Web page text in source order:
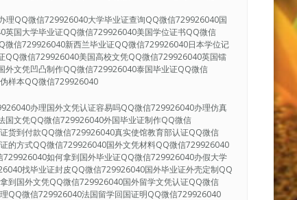
理QQ微信729926040大学毕业证查询QQ微信729926040国
国大学毕业证QQ微信729926040美国学位证书QQ微信
信729926040新西兰毕业证QQ微信729926040日本学位记
微信729926040美国高校文凭QQ微信729926040英国镭
文凭凹凸制作QQ微信729926040泰国毕业证QQ微信
样本QQ微信729926040
办理国外文凭认证容易吗QQ微信729926040办理仿真
文凭QQ微信729926040外国毕业证制作QQ微信
货到付款QQ微信729926040真实使馆教育部认证QQ微信
的方式QQ微信729926040国外文凭材料QQ微信729926040
如何拿到国外毕业证QQ微信729926040办假大学
找毕业证封皮QQ微信729926040国外毕业证外壳定制QQ
到国外文凭QQ微信729926040国外留学文凭认证QQ微信
QQ微信729926040法国留学回国证明QQ微信729926040